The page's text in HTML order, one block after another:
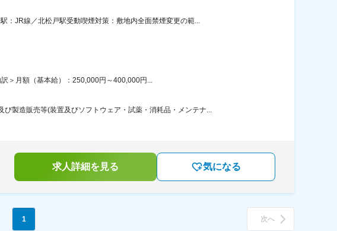
：JR線／北松戸駅受動喫煙対策：敷地内全面禁煙変更の範...
＞月額（基本給）：250,000円～400,000円...
び製造販売等(装置及びソフトウェア・試薬・消耗品・メンテナ...
求人詳細を見る 気になる
1 次へ